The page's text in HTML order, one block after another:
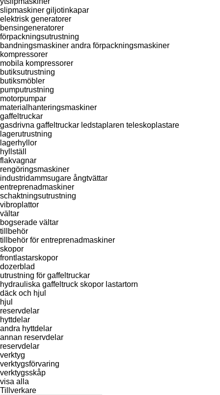
slipmaskiner giljotinkapar
elektrisk generatorer
bensingeneratorer
förpackningsutrustning
bandningsmaskiner andra förpackningsmaskiner
kompressorer
mobila kompressorer
butiksutrustning
butiksmöbler
pumputrustning
motorpumpar
materialhanteringsmaskiner
gaffeltruckar
gasdrivna gaffeltruckar ledstaplaren teleskoplastare
lagerutrustning
lagerhyllor
hyllställ
flakvagnar
rengöringsmaskiner
industridammsugare ångtvättar
entreprenadmaskiner
schaktningsutrustning
vibroplattor
vältar
bogserade vältar
tillbehör
tillbehör för entreprenadmaskiner
skopor
frontlastarskopor
dozerblad
utrustning för gaffeltruckar
hydrauliska gaffeltruck skopor lastartorn
däck och hjul
hjul
reservdelar
hyttdelar
andra hyttdelar
annan reservdelar
reservdelar
verktyg
verktygsförvaring
verktygsskåp
visa alla
Tillverkare